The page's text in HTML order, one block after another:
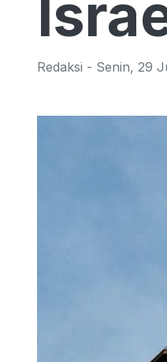
Redaksi - Senin, 29